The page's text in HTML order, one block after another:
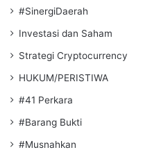
#SinergiDaerah
Investasi dan Saham
Strategi Cryptocurrency
HUKUM/PERISTIWA
#41 Perkara
#Barang Bukti
#Musnahkan